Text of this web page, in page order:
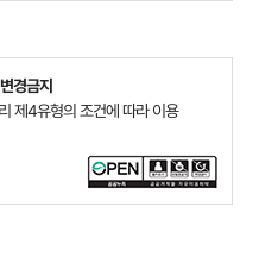
경금지
제4유형의 조건에 따라 이용